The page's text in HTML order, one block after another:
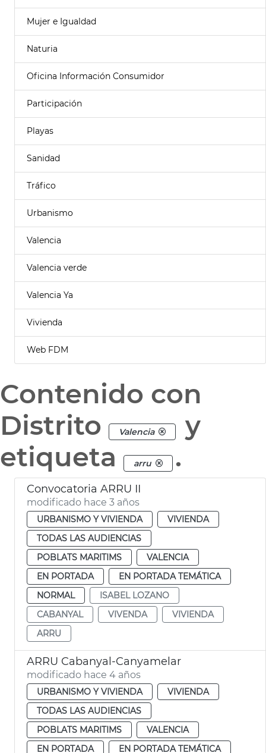
Mujer e Igualdad
Naturia
Oficina Información Consumidor
Participación
Playas
Sanidad
Tráfico
Urbanismo
Valencia
Valencia verde
Valencia Ya
Vivienda
Web FDM
Contenido con
Distrito
Valencia
y
etiqueta
arru .
Convocatoria ARRU II
modificado hace 3 años
URBANISMO Y VIVIENDA
VIVIENDA
TODAS LAS AUDIENCIAS
POBLATS MARITIMS
VALENCIA
EN PORTADA
EN PORTADA TEMÁTICA
NORMAL
ISABEL LOZANO
CABANYAL
VIVENDA
VIVIENDA
ARRU
ARRU Cabanyal-Canyamelar
modificado hace 4 años
URBANISMO Y VIVIENDA
VIVIENDA
TODAS LAS AUDIENCIAS
POBLATS MARITIMS
VALENCIA
EN PORTADA
EN PORTADA TEMÁTICA